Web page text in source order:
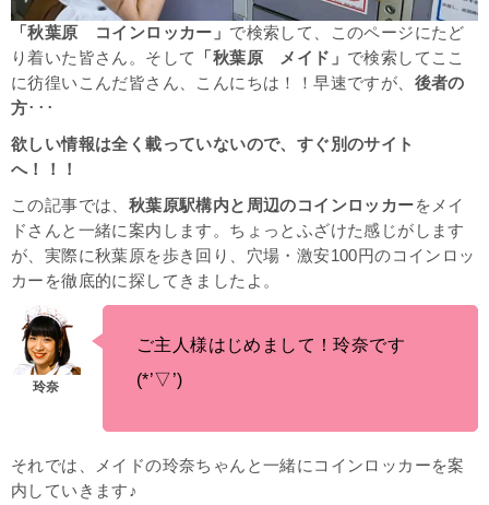
「秋葉原 コインロッカー」 で検索して、このページにたど
り着いた皆さん。そして
「秋葉原 メイド」 で検索してここ
に彷徨いこんだ皆さん、こんにちは！！早速ですが、 後者の
方･･･
欲しい情報は全く載っていないので、すぐ別のサイト
へ！！！
この記事では、 秋葉原駅構内と周辺のコインロッカーをメイ
ドさんと一緒に案内します。ちょっとふざけた感じがします
が、 実際に秋葉原を歩き回り、穴場・激安100円のコインロッ
カーを徹底的に探してきましたよ。
ご主人様はじめまして！玲奈です
(*’▽’)
それでは、メイドの玲奈ちゃんと一緒にコインロッカーを案
内していきます♪